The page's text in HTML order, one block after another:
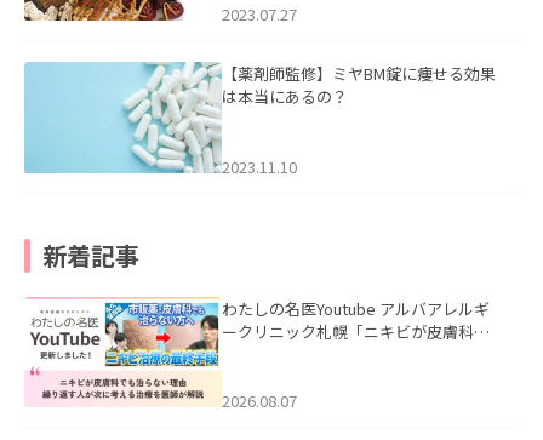
2023.07.27
【薬剤師監修】ミヤBM錠に痩せる効果
は本当にあるの？
2023.11.10
新着記事
わたしの名医Youtube アルバアレルギ
ークリニック札幌「ニキビが皮膚科で
ました。
2026.08.07